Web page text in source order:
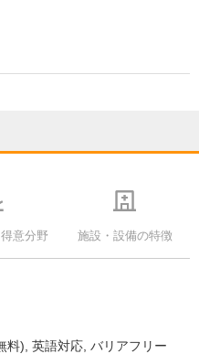
意分野 施設・設備の特徴
料) 英語対応 バリアフリー